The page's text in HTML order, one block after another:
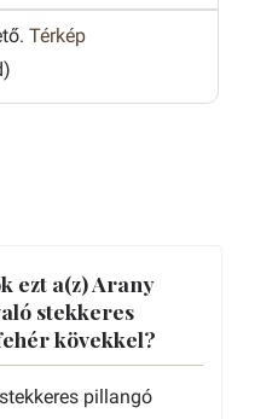
Térkép
ezt a(z) Arany
stekkeres
kövekkel?
pillangó